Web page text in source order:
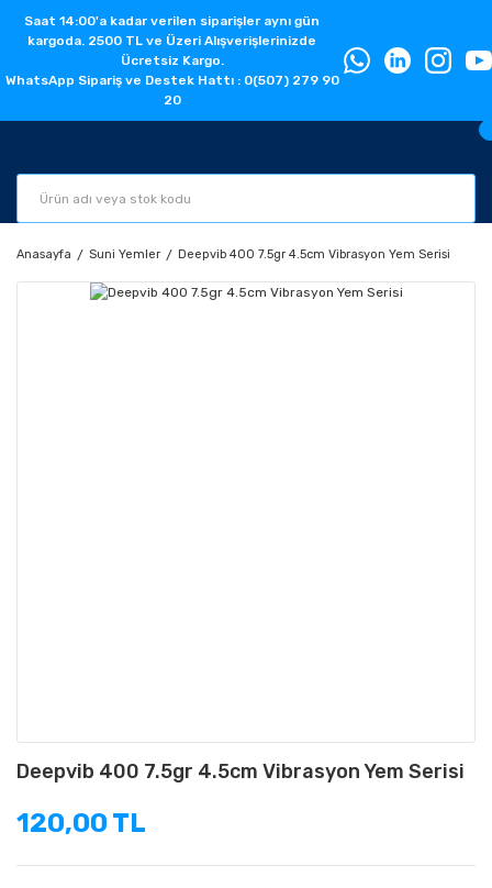
Saat 14:00'a kadar verilen siparişler aynı gün
kargoda. 2500 TL ve Üzeri Alışverişlerinizde
Ücretsiz Kargo.
WhatsApp Sipariş ve Destek Hattı : 0(507) 279 90
20
Anasayfa Suni Yemler Deepvib 400 7.5gr 4.5cm Vibrasyon Yem Serisi
Deepvib 400 7.5gr 4.5cm Vibrasyon Yem Serisi
120,00 TL